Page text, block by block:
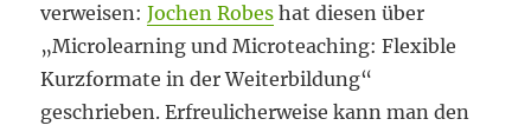
verweisen:Jochen Robes hat diesen über
„Microlearning und Microteaching: Flexible
Kurzformate in der Weiterbildung“
geschrieben. Erfreulicherweise kann man den